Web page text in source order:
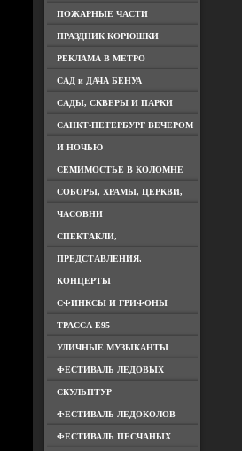
ПОЖАРНЫЕ ЧАСТИ
ПРАЗДНИК КОРЮШКИ
РЕКЛАМА В МЕТРО
САД и ДАЧА БЕНУА
САДЫ, СКВЕРЫ И ПАРКИ
САНКТ-ПЕТЕРБУРГ ВЕЧЕРОМ
И НОЧЬЮ
СЕМИМОСТЬЕ В КОЛОМНЕ
СОБОРЫ, ХРАМЫ, ЦЕРКВИ,
ЧАСОВНИ
СПЕКТАКЛИ,
ПРЕДСТАВЛЕНИЯ,
КОНЦЕРТЫ
СФИНКСЫ И ГРИФОНЫ
ТРАССА Е95
УЛИЧНЫЕ МУЗЫКАНТЫ
ФЕСТИВАЛЬ ЛЕДОВЫХ
СКУЛЬПТУР
ФЕСТИВАЛЬ ЛЕДОКОЛОВ
ФЕСТИВАЛЬ ПЕСЧАНЫХ